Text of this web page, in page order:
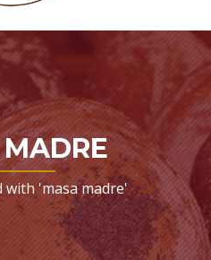
with 'masa madre'